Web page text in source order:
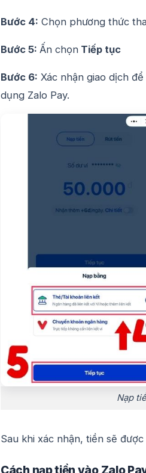
Bước 4: Chọn phương thức
Bước 5: Ấn chọn Tiếp tục
Bước 6: Xác nhận giao dịch
dụng Zalo Pay.
Nạp
Sau khi xác nhận, tiền sẽ